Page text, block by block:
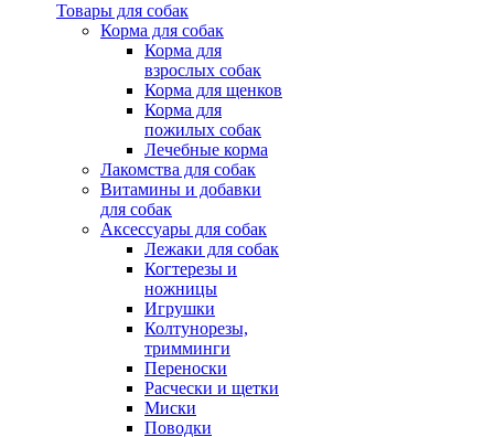
Товары для собак
Корма для собак
Корма для
взрослых собак
Корма для щенков
Корма для
пожилых собак
Лечебные корма
Лакомства для собак
Витамины и добавки
для собак
Аксессуары для собак
Лежаки для собак
Когтерезы и
ножницы
Игрушки
Колтунорезы,
тримминги
Переноски
Расчески и щетки
Миски
Поводки